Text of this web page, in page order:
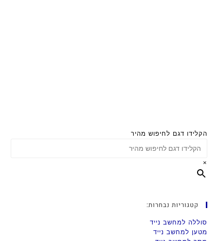
הקלידו דגם לחיפוש מהיר
×
קטגוריות נבחרות:
סוללה למחשב נייד
מטען למחשב נייד